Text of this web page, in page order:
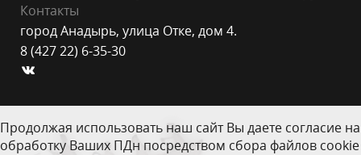
Контакты
город Анадырь, улица Отке, дом 4.
8 (427 22) 6-35-30
Продолжая использовать наш сайт Вы даете согласие на
обработку Ваших ПДн посредством сбора файлов cookie